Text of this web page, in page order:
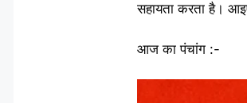
सहायता करता है।
आज का पंचांग :-